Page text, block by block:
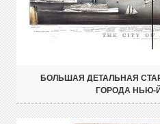
БОЛЬШАЯ ДЕТАЛЬНАЯ
ГОРОДА НЬЮ-